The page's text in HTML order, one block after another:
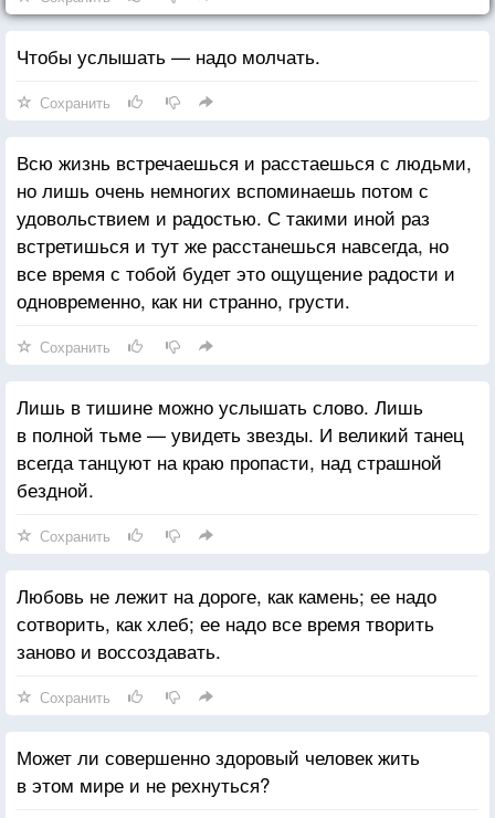
Чтобы услышать — надо молчать.
Сохранить
Всю жизнь встречаешься и расстаешься с людьми,
но лишь очень немногих вспоминаешь потом с
удовольствием и радостью. С такими иной раз
встретишься и тут же расстанешься навсегда, но
все время с тобой будет это ощущение радости и
одновременно, как ни странно, грусти.
Сохранить
Лишь в тишине можно услышать слово. Лишь
в полной тьме — увидеть звезды. И великий танец
всегда танцуют на краю пропасти, над страшной
бездной.
Сохранить
Любовь не лежит на дороге, как камень; ее надо
сотворить, как хлеб; ее надо все время творить
заново и воссоздавать.
Сохранить
Может ли совершенно здоровый человек жить
в этом мире и не рехнуться?